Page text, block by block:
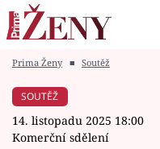
Módní alarm
Prima Ženy ■ Soutěž
SOUTĚŽ
14. listopadu 2025 18:00
Komerční sdělení